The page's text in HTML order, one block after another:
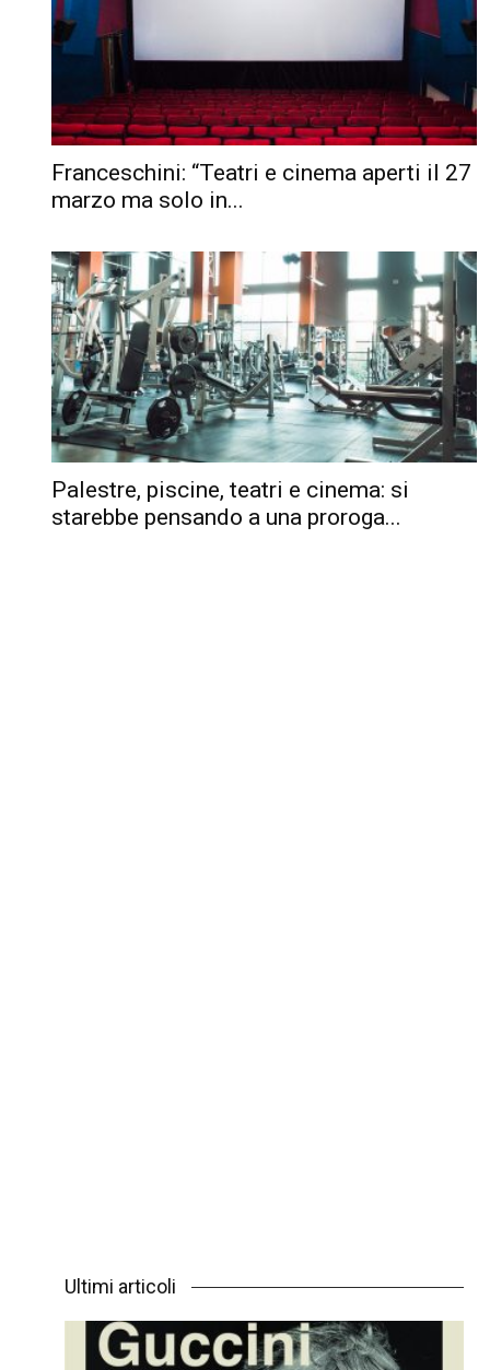
Franceschini: “Teatri e cinema aperti il 27
marzo ma solo in...
Palestre, piscine, teatri e cinema: si
starebbe pensando a una proroga...
Ultimi articoli